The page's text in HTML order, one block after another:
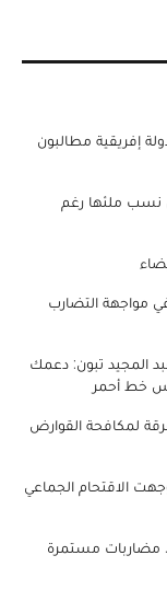
الدخول للولايات المتحدة: مواطنو 30 دولة إفريقية مطالبون
ملئها رغم
مواجهة التضارب
المجيد تبون: دعمك
خط أحمر
لمكافحة القوارض
الاقتحام الجماعي
مضاربات مستمرة